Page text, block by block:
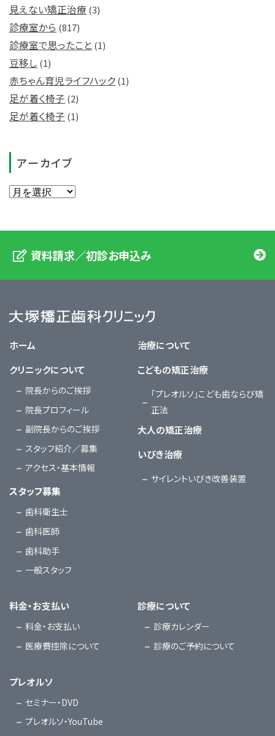
見えない矯正治療 (3)
診療室から (817)
診療室で思ったこと (1)
豆移し (1)
赤ちゃん育児ライフハック(1)
足が着く椅子 (2)
足が着く椅子 (1)
アーカイブ
資料請求／初診お申込み
ホーム
クリニックについて
院長からのご挨拶
院長プロフィール
副院長からのご挨拶
スタッフ紹介／募集
アクセス・基本情報
スタッフ募集
歯科衛生士
歯科医師
歯科助手
一般スタッフ
治療について
こどもの矯正治療
「プレオルソ」こども歯ならび矯
正法
大人の矯正治療
いびき治療
サイレントいびき改善装置
料金・お支払い
料金・お支払い
医療費控除について
診療について
診療カレンダー
診療のご予約について
プレオルソ
セミナー・DVD
プレオルソ・YouTube